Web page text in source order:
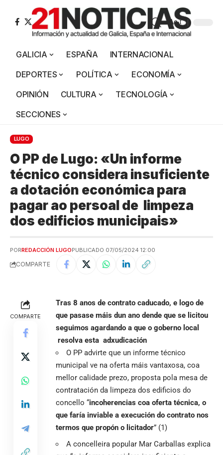
Aa
GALICIA ESPAÑA
INTERNACIONAL
DEPORTES
POLÍTICA
ECONOMÍA
OPINIÓN
CULTURA
TECNOLOGÍA
SECCIONES
LUGO
O PP de Lugo: «Un informe
técnico considera insuficiente
a dotación económica para
pagar ao persoal de limpeza
dos edificios municipais»
PORREDACCIÓN LUGOPUBLICADO 07/05/2024 12:00
COMPARTE
COMPARTE
Tras 8 anos de contrato caducado, e logo de
que pasase máis dun ano dende que se licitou
seguimos agardando a que o goberno local
resolva esta adxudicación
O PP advirte que un informe técnico
municipal ve na oferta máis vantaxosa, coa
mellor calidade prezo, proposta pola mesa de
contratación da limpeza dos edificios do
concello “incoherencias coa oferta técnica, o
que faría inviable a execución do contrato nos
termos que propón o licitador” (1)
A concelleira popular Mar Carballas explica